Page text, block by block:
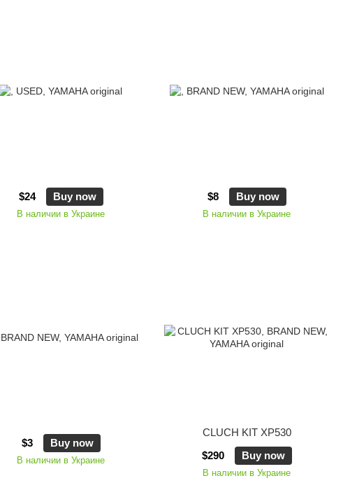
$24 Buy now
В наличии в Украине
$8 Buy now
В наличии в Украине
$3 Buy now
В наличии в Украине
CLUCH KIT XP530
$290
Buy now
В наличии в Украине